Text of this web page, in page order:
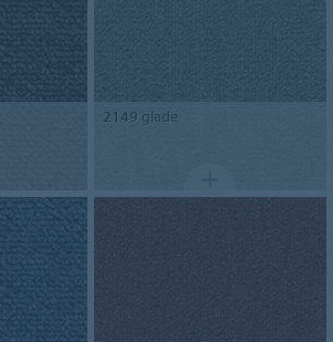
2149 glade